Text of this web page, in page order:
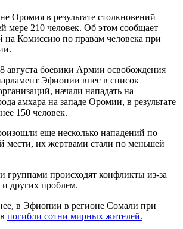
Оромия в результате столкновений
мере 210 человек. Об этом сообщает
на Комиссию по правам человека при
августа боевики Армии освобождения
Эфиопии внес в список
начали нападать на
амхара на западе Оромии, в результате
150 человек.
еще несколько нападений по
мести, их жертвами стали по меньшей
группами происходят конфликты из-за
других проблем.
в Эфиопии в регионе Сомали при
погибли сотни мирных жителей.